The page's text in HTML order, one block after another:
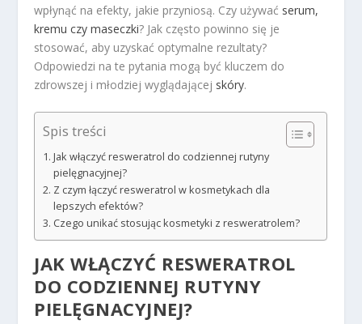
wpłynąć na efekty, jakie przyniosą. Czy używać serum,
kremu czy maseczki? Jak często powinno się je
stosować, aby uzyskać optymalne rezultaty?
Odpowiedzi na te pytania mogą być kluczem do
zdrowszej i młodziej wyglądającej skóry.
Spis treści
Jak włączyć resweratrol do codziennej rutyny
pielęgnacyjnej?
Z czym łączyć resweratrol w kosmetykach dla
lepszych efektów?
Czego unikać stosując kosmetyki z resweratrolem?
JAK WŁĄCZYĆ RESWERATROL
DO CODZIENNEJ RUTYNY
PIELĘGNACYJNEJ?